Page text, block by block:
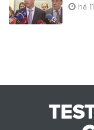
há